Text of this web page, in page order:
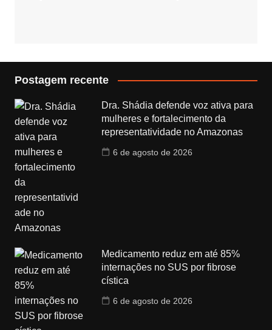
Postagem recente
Dra. Shádia defende voz ativa para
mulheres e fortalecimento da
representatividade no Amazonas
6 de agosto de 2026
Medicamento reduz em até 85%
internações no SUS por fibrose
cística
6 de agosto de 2026